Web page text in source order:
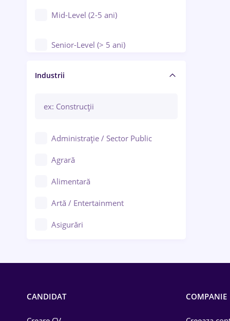
Mid-Level (2-5 ani)
Senior-Level (> 5 ani)
Manager / Executiv
Industrii
Administrație / Sector Public
Agrară
Alimentară
Artă / Entertainment
Asigurări
CANDIDAT COMPANIE